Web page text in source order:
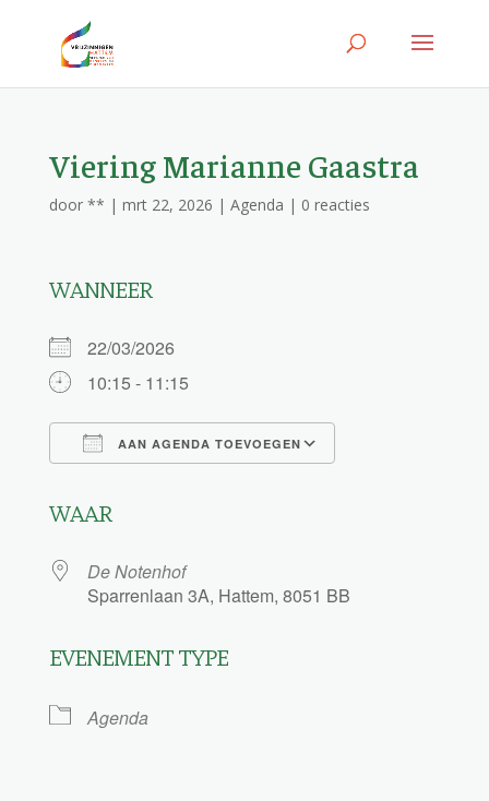
Viering Marianne Gaastra
door ** | mrt 22, 2026 | Agenda | 0 reacties
WANNEER
22/03/2026
10:15 - 11:15
AAN AGENDA TOEVOEGEN
WAAR
De Notenhof
Sparrenlaan 3A, Hattem, 8051 BB
EVENEMENT TYPE
Agenda